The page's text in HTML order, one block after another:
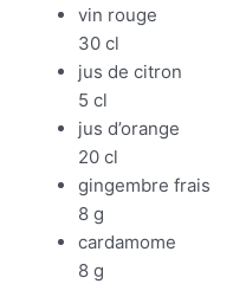
vin rouge
30 cl
jus de citron
5 cl
jus d’orange
20 cl
gingembre frais
8 g
cardamome
8 g